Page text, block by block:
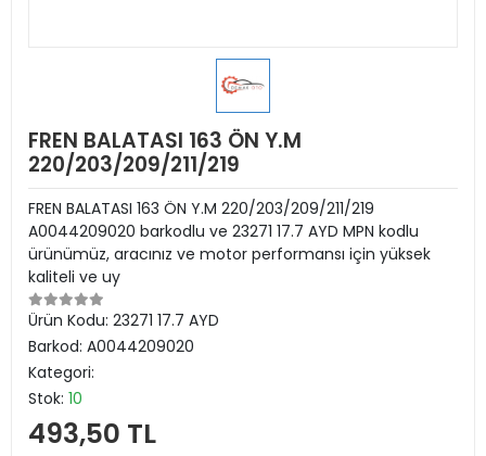
FREN BALATASI 163 ÖN Y.M
220/203/209/211/219
FREN BALATASI 163 ÖN Y.M 220/203/209/211/219
A0044209020 barkodlu ve 23271 17.7 AYD MPN kodlu
ürünümüz, aracınız ve motor performansı için yüksek
kaliteli ve uy
Ürün Kodu: 23271 17.7 AYD
Barkod: A0044209020
Kategori:
Stok: 10
493,50 TL